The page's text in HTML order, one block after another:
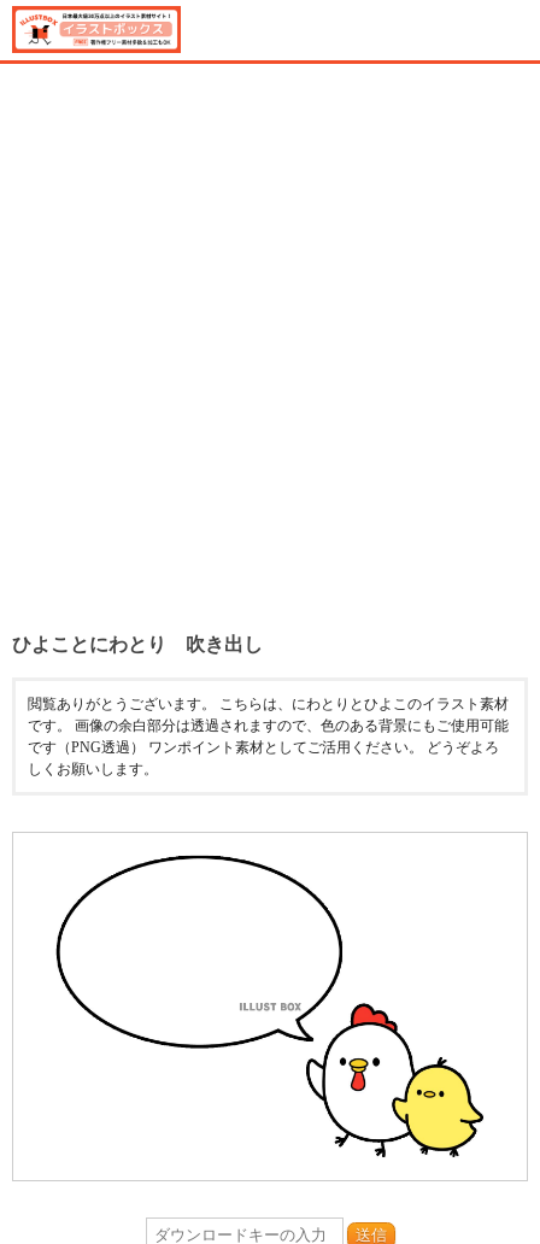
ひよことにわとり 吹き出し
閲覧ありがとうございます。 こちらは、にわとりとひよこのイラスト素材
です。 画像の余白部分は透過されますので、色のある背景にもご使用可能
です（PNG透過） ワンポイント素材としてご活用ください。 どうぞよろ
しくお願いします。
送信